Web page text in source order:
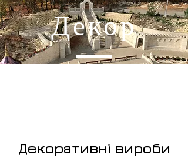
Декор
Декоративні вироби